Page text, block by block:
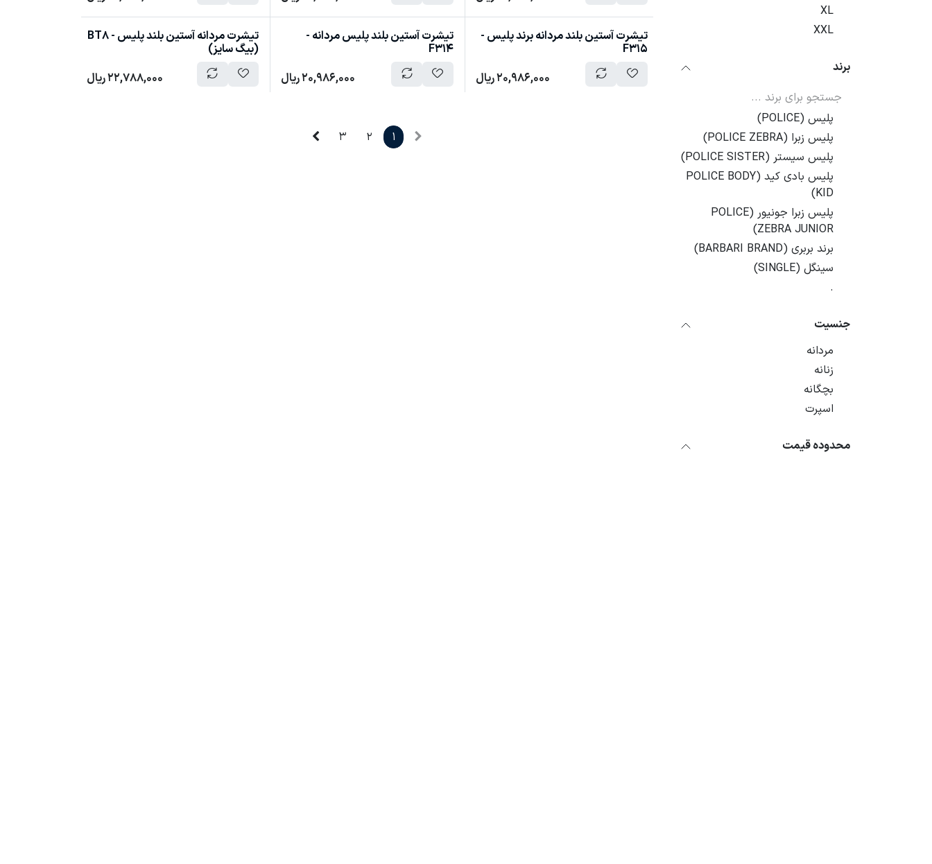
XL
XXL
برند
پلیس (POLICE)
پلیس زبرا (POLICE ZEBRA)
پلیس سیستر (POLICE SISTER)
پلیس بادی کید (POLICE BODY
KID)
پلیس زبرا جونیور (POLICE
ZEBRA JUNIOR)
برند بربری (BARBARI BRAND)
سینگل (SINGLE)
.
جنسیت
مردانه
زنانه
بچگانه
اسپرت
محدوده قیمت
تیشرت آستین بلند مردانه برند پلیس -
F315
20,986,000ریال
تیشرت آستین بلند پلیس مردانه -
F314
20,986,000ریال
تیشرت مردانه آستین بلند پلیس - BT8
(بیگ سایز)
22,788,000ریال
1
2
3